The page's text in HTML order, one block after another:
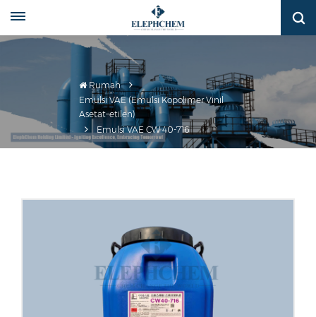
Rumah
Emulsi VAE (Emulsi Kopolimer Vinil
Asetat–etilen)
Emulsi VAE CW 40-716